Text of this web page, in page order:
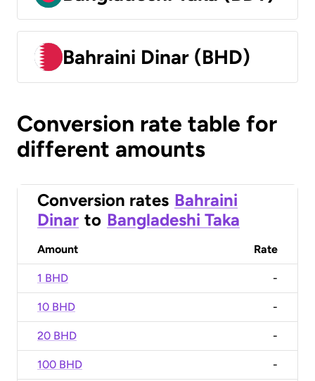
Bahraini Dinar (BHD)
Conversion rate table for
different amounts
Conversion rates Bahraini
Dinar to Bangladeshi Taka
Amount Rate
1 BHD -
10 BHD -
20 BHD -
100 BHD -